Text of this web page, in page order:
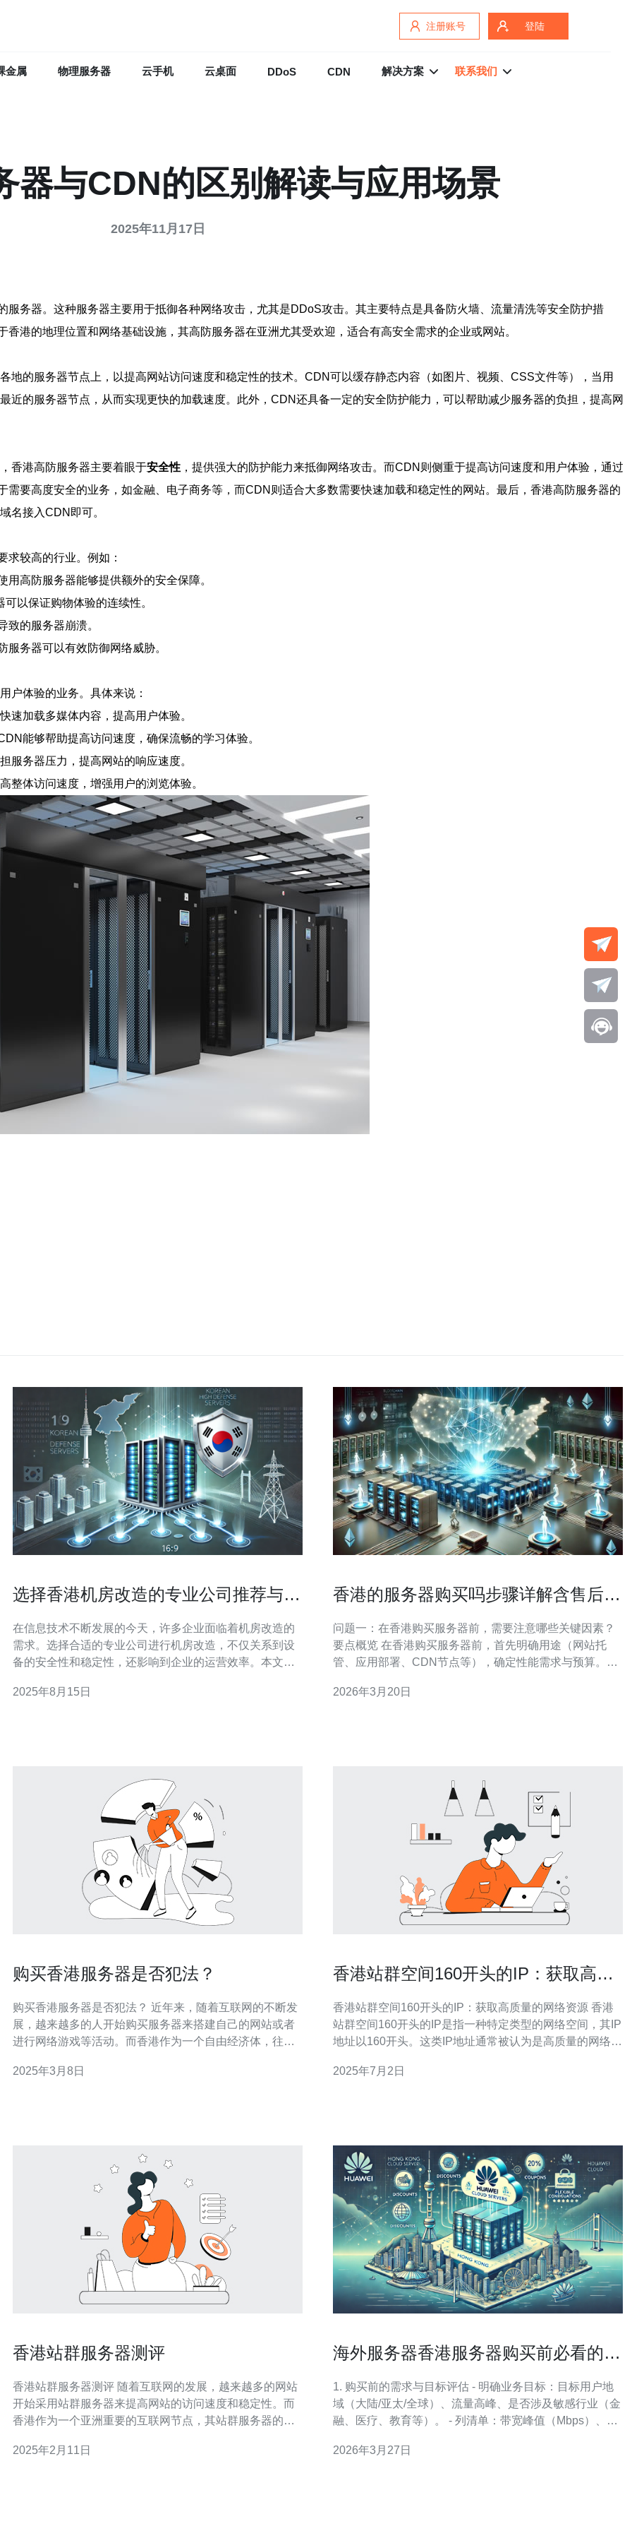
注册账号 登陆
金属 物理服务器 云手机 云桌面 DDoS CDN 解决方案 联系我们
器与CDN的区别解读与应用场景
2025年11月17日
务器。这种服务器主要用于抵御各种网络攻击，尤其是DDoS攻击。其主要特点是具备防火墙、流量清洗等安全防护措
港的地理位置和网络基础设施，其高防服务器在亚洲尤其受欢迎，适合有高安全需求的企业或网站。
地的服务器节点上，以提高网站访问速度和稳定性的技术。CDN可以缓存静态内容（如图片、视频、CSS文件等），当用
近的服务器节点，从而实现更快的加载速度。此外，CDN还具备一定的安全防护能力，可以帮助减少服务器的负担，提高网
香港高防服务器主要着眼于安全性 ，提供强大的防护能力来抵御网络攻击。而CDN则侧重于提高访问速度和用户体验，通过
要高度安全的业务，如金融、电子商务等，而CDN则适合大多数需要快速加载和稳定性的网站。最后，香港高防服务器的
名接入CDN即可。
求较高的行业。例如：
高防服务器能够提供额外的安全保障。
以保证购物体验的连续性。
致的服务器崩溃。
务器可以有效防御网络威胁。
户体验的业务。具体来说：
速加载多媒体内容，提高用户体验。
能够帮助提高访问速度，确保流畅的学习体验。
服务器压力，提高网站的响应速度。
整体访问速度，增强用户的浏览体验。
选择香港机房改造的专业公司推荐与对
在信息技术不断发展的今天，许多企业面临着机房改造的
需求。选择合适的专业公司进行机房改造，不仅关系到设
备的安全性和稳定性，还影响到企业的运营效率。本文将
它们进行详细的对比分析，帮助您做出明智的选择。 在香
2025年8月15日
香港的服务器购买吗步骤详解含售后与
问题一：在香港购买服务器前，需要注意哪些关键因素？
要点概览 在香港购买服务器前，首先明确用途（网站托
管、应用部署、CDN节点等），确定性能需求与预算。关
量与合规要求。 详细检查项 选择机房时要看运营商背景与
2026年3月20日
购买香港服务器是否犯法？
购买香港服务器是否犯法？ 近年来，随着互联网的不断发
展，越来越多的人开始购买服务器来搭建自己的网站或者
进行网络游戏等活动。而香港作为一个自由经济体，往往
购买香港服务器是否会涉及到违法行为。那么，购买香港
2025年3月8日
香港站群空间160开头的IP：获取高质
香港站群空间160开头的IP：获取高质量的网络资源 香港
站群空间160开头的IP是指一种特定类型的网络空间，其IP
地址以160开头。这类IP地址通常被认为是高质量的网络资
都市，拥有先进的网络基础设施和优质的服务，因此香港
2025年7月2日
香港站群服务器测评
香港站群服务器测评 随着互联网的发展，越来越多的网站
开始采用站群服务器来提高网站的访问速度和稳定性。而
香港作为一个亚洲重要的互联网节点，其站群服务器的性
提供一些参考意见。 为了评估香港站群服务器的性能，我
2025年2月11日
海外服务器香港服务器购买前必看的网
1. 购买前的需求与目标评估 - 明确业务目标：目标用户地
域（大陆/亚太/全球）、流量高峰、是否涉及敏感行业（金
融、医疗、教育等）。 - 列清单：带宽峰值（Mbps）、并
合规预判：若面向中国大陆用户，是否需要在国内使用
2026年3月27日